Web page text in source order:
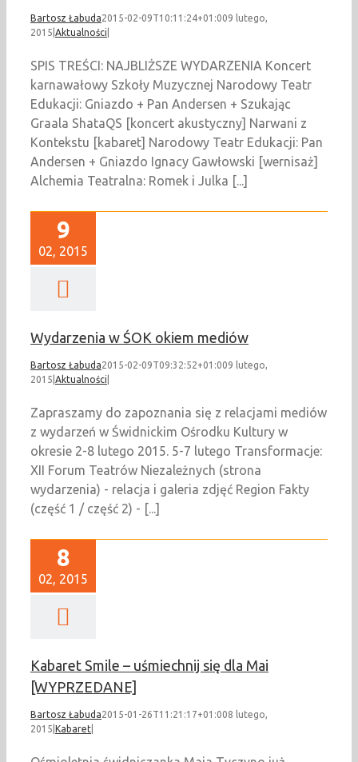
Bartosz Łabuda2015-02-09T10:11:24+01:009 lutego,
2015 Aktualności
SPIS TREŚCI: NAJBLIŻSZE WYDARZENIA Koncert
karnawałowy Szkoły Muzycznej Narodowy Teatr
Edukacji: Gniazdo + Pan Andersen + Szukając
Graala ShataQS [koncert akustyczny] Narwani z
Kontekstu [kabaret] Narodowy Teatr Edukacji: Pan
Andersen + Gniazdo Ignacy Gawłowski [wernisaż]
Alchemia Teatralna: Romek i Julka [...]
9
02, 2015
Wydarzenia w ŚOK okiem mediów
Bartosz Łabuda2015-02-09T09:32:52+01:009 lutego,
2015 Aktualności
Zapraszamy do zapoznania się z relacjami mediów
z wydarzeń w Świdnickim Ośrodku Kultury w
okresie 2-8 lutego 2015. 5-7 lutego Transformacje:
XII Forum Teatrów Niezależnych (strona
wydarzenia) - relacja i galeria zdjęć Region Fakty
(część 1 / część 2) - [...]
8
02, 2015
Kabaret Smile – uśmiechnij się dla Mai
[WYPRZEDANE]
Bartosz Łabuda2015-01-26T11:21:17+01:008 lutego,
2015 Kabaret